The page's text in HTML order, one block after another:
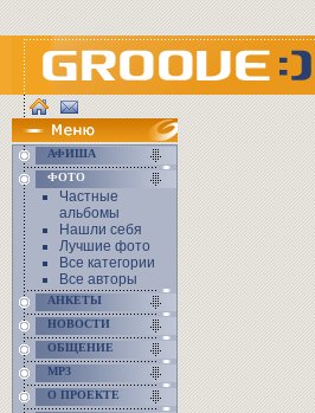
АФИША
ФОТО
Частные
альбомы
Нашли себя
Лучшие фото
Все категории
Все авторы
АНКЕТЫ
НОВОСТИ
ОБЩЕНИЕ
MP3
О ПРОЕКТЕ